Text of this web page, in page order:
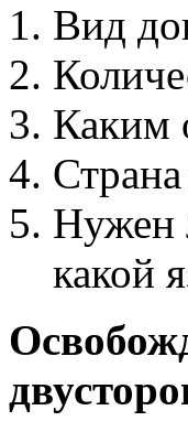
Вид
Каким
Нужен
какой